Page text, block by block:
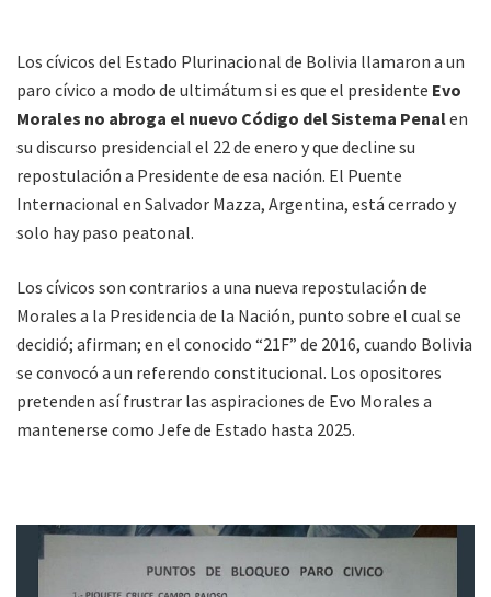
Los cívicos del Estado Plurinacional de Bolivia llamaron a un
paro cívico a modo de ultimátum si es que el presidente Evo
Morales no abroga el nuevo Código del Sistema Penalen
su discurso presidencial el 22 de enero y que decline su
repostulación a Presidente de esa nación. El Puente
Internacional en Salvador Mazza, Argentina, está cerrado y
solo hay paso peatonal.
Los cívicos son contrarios a una nueva repostulación de
Morales a la Presidencia de la Nación, punto sobre el cual se
decidió; afirman; en el conocido “21F” de 2016, cuando Bolivia
se convocó a un referendo constitucional. Los opositores
pretenden así frustrar las aspiraciones de Evo Morales a
mantenerse como Jefe de Estado hasta 2025.